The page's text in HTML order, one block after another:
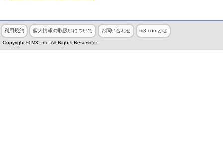
利用規約 個人情報の取扱いについて お問い合わせ m3.comとは
Copyright © M3, Inc. All Rights Reserved.